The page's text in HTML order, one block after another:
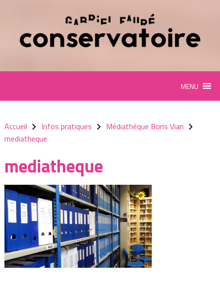
MENU
Accueil Infos pratiques
Médiathèque Boris Vian
mediatheque
mediatheque